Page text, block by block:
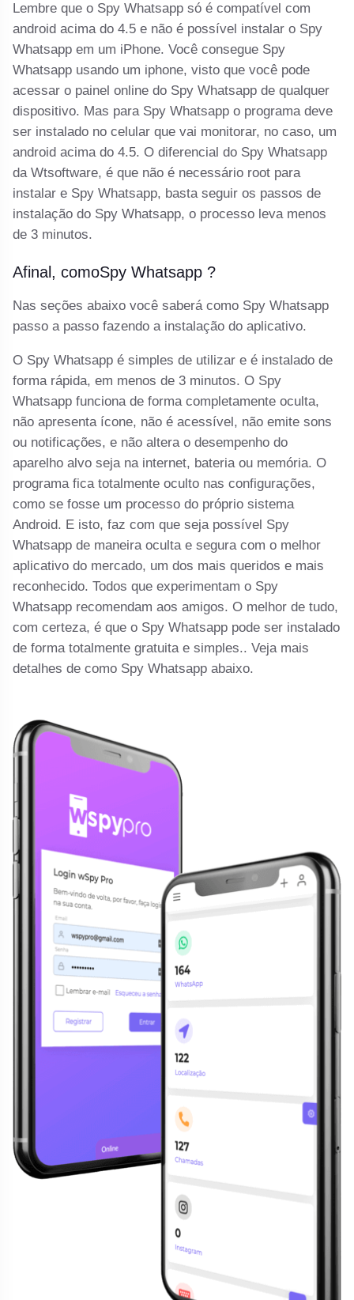
Lembre que o Spy Whatsapp só é compatível com
android acima do 4.5 e não é possível instalar o Spy
Whatsapp em um iPhone. Você consegue Spy
Whatsapp usando um iphone, visto que você pode
acessar o painel online do Spy Whatsapp de qualquer
dispositivo. Mas para Spy Whatsapp o programa deve
ser instalado no celular que vai monitorar, no caso, um
android acima do 4.5. O diferencial do Spy Whatsapp
da Wtsoftware, é que não é necessário root para
instalar e Spy Whatsapp, basta seguir os passos de
instalação do Spy Whatsapp, o processo leva menos
de 3 minutos.
Afinal, comoSpy Whatsapp ?
Nas seções abaixo você saberá como Spy Whatsapp
passo a passo fazendo a instalação do aplicativo.
O Spy Whatsapp é simples de utilizar e é instalado de
forma rápida, em menos de 3 minutos. O Spy
Whatsapp funciona de forma completamente oculta,
não apresenta ícone, não é acessível, não emite sons
ou notificações, e não altera o desempenho do
aparelho alvo seja na internet, bateria ou memória. O
programa fica totalmente oculto nas configurações,
como se fosse um processo do próprio sistema
Android. E isto, faz com que seja possível Spy
Whatsapp de maneira oculta e segura com o melhor
aplicativo do mercado, um dos mais queridos e mais
reconhecido. Todos que experimentam o Spy
Whatsapp recomendam aos amigos. O melhor de tudo,
com certeza, é que o Spy Whatsapp pode ser instalado
de forma totalmente gratuita e simples.. Veja mais
detalhes de como Spy Whatsapp abaixo.